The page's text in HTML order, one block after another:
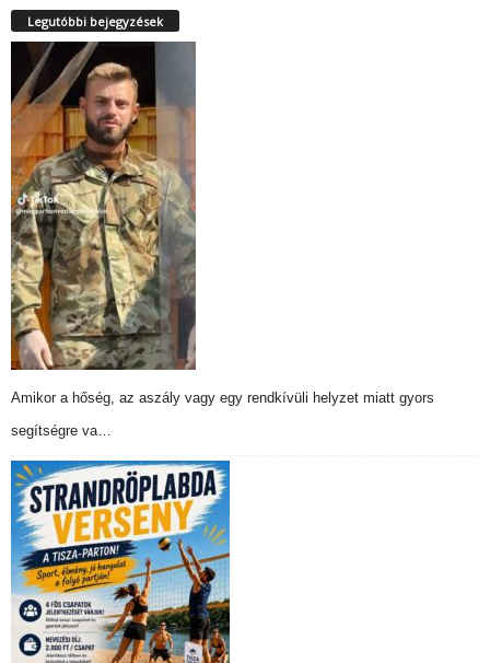
Legutóbbi bejegyzések
Amikor a hőség, az aszály vagy egy rendkívüli helyzet miatt gyors
segítségre va…